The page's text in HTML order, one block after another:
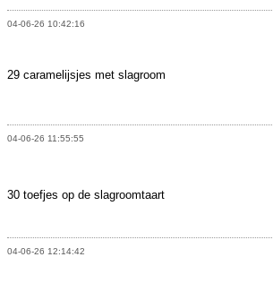
04-06-26 10:42:16
29 caramelijsjes met slagroom
04-06-26 11:55:55
30 toefjes op de slagroomtaart
04-06-26 12:14:42